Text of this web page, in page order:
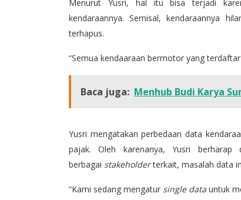
Menurut Yusri, hal itu bisa terjadi
kendaraannya. Semisal, kendaraannya
terhapus.
“Semua kendaaraan bermotor yang
Baca juga: Menhub Budi Karya
Yusri mengatakan perbedaan data
pajak. Oleh karenanya, Yusri
berbagai stakeholderterkait, masalah data
“Kami sedang mengatur single data untuk